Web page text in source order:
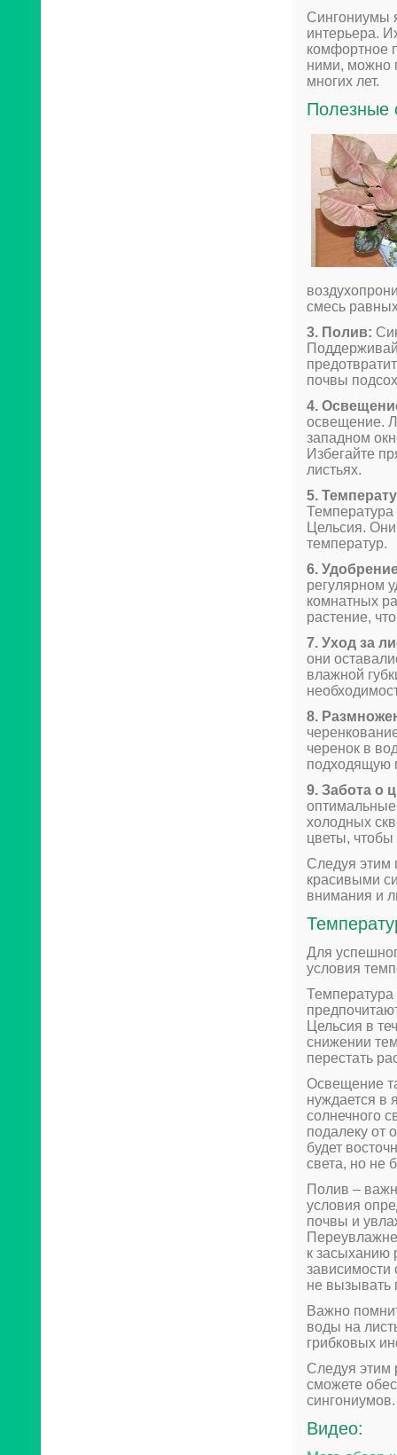
Сингониумы
интерьера.
комфортное
ними, можно
многих лет.
Полезные
смесь
3. Полив:
почвы
4.
освещение.
западном
Избегайте
листьях.
5.
Цельсия.
температур.
6.
регулярном
комнатных
растение,
7. Уход за
они
влажной
8.
черенок в
подходящую
9. Забота о
оптимальные
холодных
цветы,
Следуя этим
красивыми
внимания и
Для
условия
Температура
Цельсия в
снижении
перестать
Освещение
нуждается в
солнечного
подалеку от
будет
света, но не
Полив –
условия
почвы и
к засыханию
не вызывать
Важно
воды на
грибковых
Следуя этим
сможете
сингониумов.
Видео: